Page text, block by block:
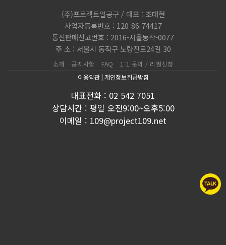
(주)프로젝트일공구 / 대표 : 조대현
사업자등록번호 : 120-86-74417
통신판매신고번호 : 2016-서울동작-0077
주 소 : 서울시 동작구 노량진로24길 30
소개 공지사항 FAQ 1:1 문의 / 리필신청
이용약관| 개인정보취급방침
대표전화 : 02 542 7051
상담시간 : 평일 오전9:00~오후5:00
이메일 : 109@project109.net